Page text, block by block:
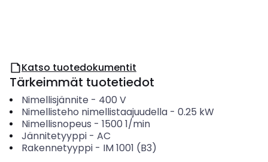
Katso tuotedokumentit
Tärkeimmät tuotetiedot
Nimellisjännite - 400 V
Nimellisteho nimellistaajuudella- 0.25 kW
Nimellisnopeus - 1500 1/min
Jännitetyyppi- AC
Rakennetyyppi- IM 1001 (B3)